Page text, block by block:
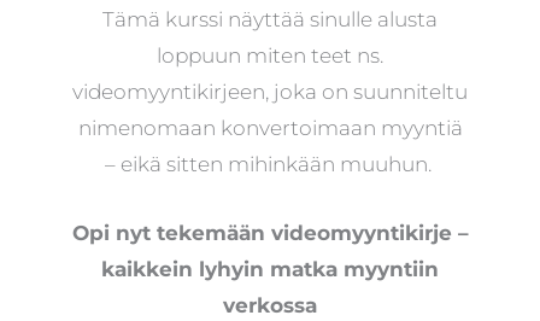
Tämä kurssi näyttää sinulle alusta
loppuun miten teet ns.
videomyyntikirjeen, joka on suunniteltu
nimenomaan konvertoimaan myyntiä
– eikä sitten mihinkään muuhun.
Opi nyt tekemään videomyyntikirje –
kaikkein lyhyin matka myyntiin
verkossa